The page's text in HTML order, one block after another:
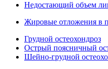
Недостающий объем
Жировые отложения в
Грудной остеохондроз
Острый поясничный
Шейно-грудной